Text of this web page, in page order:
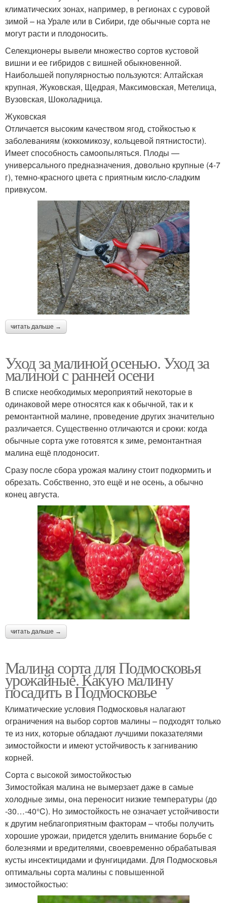
климатических зонах, например, в регионах с суровой
зимой – на Урале или в Сибири, где обычные сорта не
могут расти и плодоносить.
Селекционеры вывели множество сортов кустовой
вишни и ее гибридов с вишней обыкновенной.
Наибольшей популярностью пользуются: Алтайская
крупная, Жуковская, Щедрая, Максимовская, Метелица,
Вузовская, Шоколадница.
Жуковская
Отличается высоким качеством ягод, стойкостью к
заболеваниям (коккомикозу, кольцевой пятнистости).
Имеет способность самоопыляться. Плоды —
универсального предназначения, довольно крупные (4-7
г), темно-красного цвета с приятным кисло-сладким
привкусом.
читать дальше →
Уход за малиной осенью. Уход за
малиной с ранней осени
В списке необходимых мероприятий некоторые в
одинаковой мере относятся как к обычной, так и к
ремонтантной малине, проведение других значительно
различается. Существенно отличаются и сроки: когда
обычные сорта уже готовятся к зиме, ремонтантная
малина ещё плодоносит.
Сразу после сбора урожая малину стоит подкормить и
обрезать. Собственно, это ещё и не осень, а обычно
конец августа.
читать дальше →
Малина сорта для Подмосковья
урожайные. Какую малину
посадить в Подмосковье
Климатические условия Подмосковья налагают
ограничения на выбор сортов малины – подходят только
те из них, которые обладают лучшими показателями
зимостойкости и имеют устойчивость к загниванию
корней.
Сорта с высокой зимостойкостью
Зимостойкая малина не вымерзает даже в самые
холодные зимы, она переносит низкие температуры (до
-30…-40°C). Но зимостойкость не означает устойчивости
к другим неблагоприятным факторам – чтобы получить
хорошие урожаи, придется уделить внимание борьбе с
болезнями и вредителями, своевременно обрабатывая
кусты инсектицидами и фунгицидами. Для Подмосковья
оптимальны сорта малины с повышенной
зимостойкостью: